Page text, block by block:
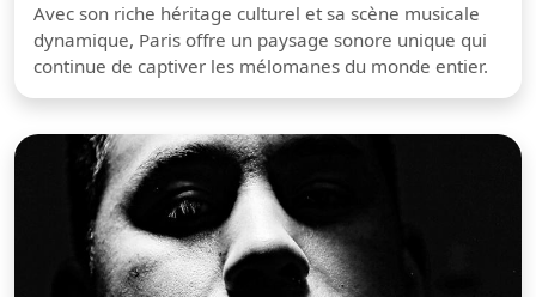
Avec son riche héritage culturel et sa scène musicale
dynamique, Paris offre un paysage sonore unique qui
continue de captiver les mélomanes du monde entier.